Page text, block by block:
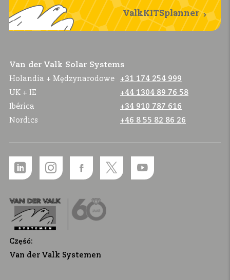
ValkKITSplanner
Van der Valk Solar Systems
Holandia + Mędzynarodowe
+31 174 254 999
UK + IE
+44 1304 89 76 58
Ibérica
+34 910 787 616
Nordics
+46 8 55 82 86 26
Część:
Van der Valk Systemen